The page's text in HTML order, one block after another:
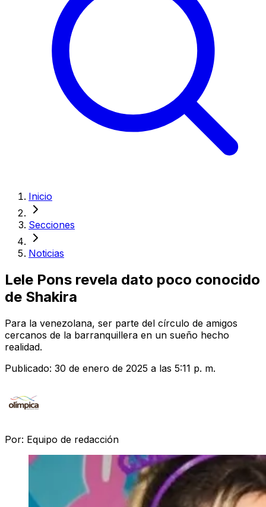
Inicio
Secciones
Noticias
Lele Pons revela dato poco conocido
de Shakira
Para la venezolana, ser parte del círculo de amigos
cercanos de la barranquillera en un sueño hecho
realidad.
Publicado: 30 de enero de 2025 a las 5:11 p. m.
Por: Equipo de redacción